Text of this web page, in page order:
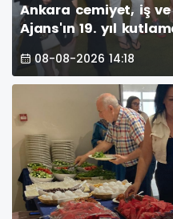
Ankara cemiyet, iş
Ajans'ın 19. yıl
Vamos Sport Center
gerçekleşen
08-08-2026 14:18